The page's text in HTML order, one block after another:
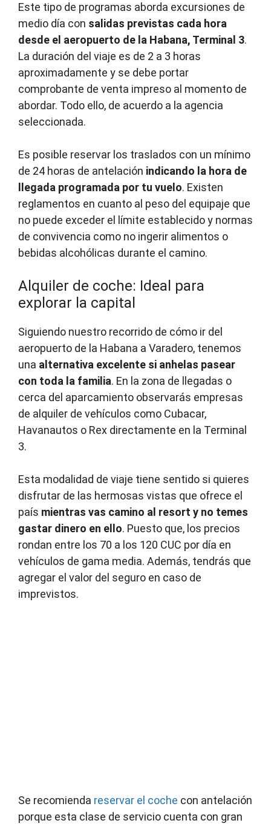
Este tipo de programas aborda excursiones de
medio día con salidas previstas cada hora
desde el aeropuerto de la Habana, Terminal 3.
La duración del viaje es de 2 a 3 horas
aproximadamente y se debe portar
comprobante de venta impreso al momento de
abordar. Todo ello, de acuerdo a la agencia
seleccionada.
Es posible reservar los traslados con un mínimo
de 24 horas de antelación indicando la hora de
llegada programada por tu vuelo. Existen
reglamentos en cuanto al peso del equipaje que
no puede exceder el límite establecido y normas
de convivencia como no ingerir alimentos o
bebidas alcohólicas durante el camino.
Alquiler de coche: Ideal para
explorar la capital
Siguiendo nuestro recorrido de cómo ir del
aeropuerto de la Habana a Varadero, tenemos
una alternativa excelente si anhelas pasear
con toda la familia. En la zona de llegadas o
cerca del aparcamiento observarás empresas
de alquiler de vehículos como Cubacar,
Havanautos o Rex directamente en la Terminal
3.
Esta modalidad de viaje tiene sentido si quieres
disfrutar de las hermosas vistas que ofrece el
país mientras vas camino al resort y no temes
gastar dinero en ello. Puesto que, los precios
rondan entre los 70 a los 120 CUC por día en
vehículos de gama media. Además, tendrás que
agregar el valor del seguro en caso de
imprevistos.
Se recomienda reservar el coche con antelación
porque esta clase de servicio cuenta con gran